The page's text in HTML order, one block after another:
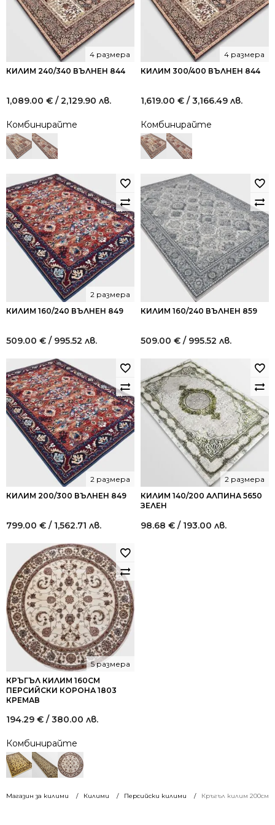
Магазин за килими Килими Персийски килими Кръгъл килим 200см
КИЛИМ 240/340 ВЪЛНЕН 844
4 размера
1,089.00 € / 2,129.90 лв.
Комбинирайте
КИЛИМ 300/400 ВЪЛНЕН 844
4 размера
1,619.00 € / 3,166.49 лв.
Комбинирайте
КИЛИМ 160/240 ВЪЛНЕН 849
2 размера
509.00 € / 995.52 лв.
КИЛИМ 160/240 ВЪЛНЕН 859
509.00 € / 995.52 лв.
КИЛИМ 200/300 ВЪЛНЕН 849
2 размера
799.00 € / 1,562.71 лв.
КИЛИМ 140/200 АЛПИНА 5650
ЗЕЛЕН
2 размера
98.68 € / 193.00 лв.
КРЪГЪЛ КИЛИМ 160СМ
ПЕРСИЙСКИ КОРОНА 1803
КРЕМАВ
5 размера
194.29 € / 380.00 лв.
Комбинирайте